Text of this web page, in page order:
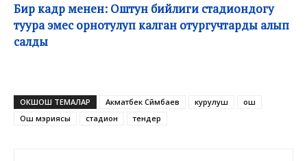
Бир кадр менен: Оштун бийлиги стадиондогу
туура эмес орнотулуп калган отургучтарды алып
салды
ОКШОШ ТЕМАЛАР Акматбек Сүйүмбаев курулуш
ош
Ош мэриясы
стадион тендер